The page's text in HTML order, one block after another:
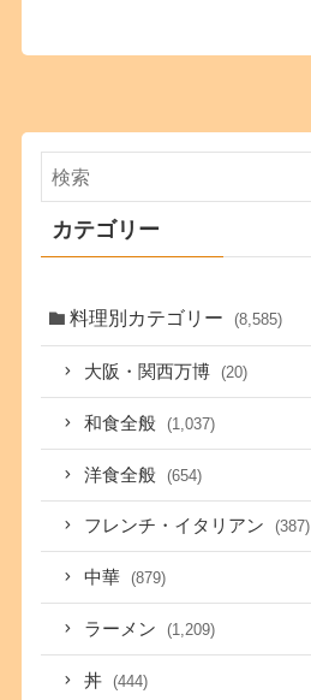
カテゴリー
料理別カテゴリー (8,585)
大阪・関西万博 (20)
和食全般 (1,037)
洋食全般 (654)
フレンチ・イタリアン (387)
中華 (879)
ラーメン (1,209)
丼 (444)